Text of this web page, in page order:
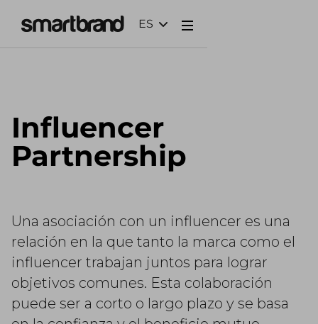
ES
Influencer
Partnership
Una asociación con un influencer es una
relación en la que tanto la marca como el
influencer trabajan juntos para lograr
objetivos comunes. Esta colaboración
puede ser a corto o largo plazo y se basa